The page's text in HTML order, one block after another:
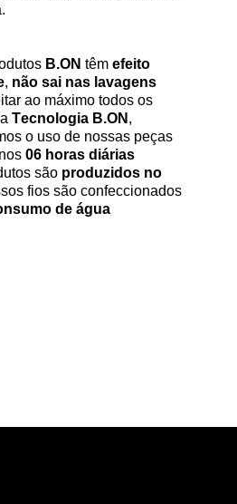
B.ON têm efeito
, não sai nas lavagens
ao máximo todos os
Tecnologia B.ON ,
o uso de nossas peças
06 horas diárias
são produzidos no
fios são confeccionados
de água